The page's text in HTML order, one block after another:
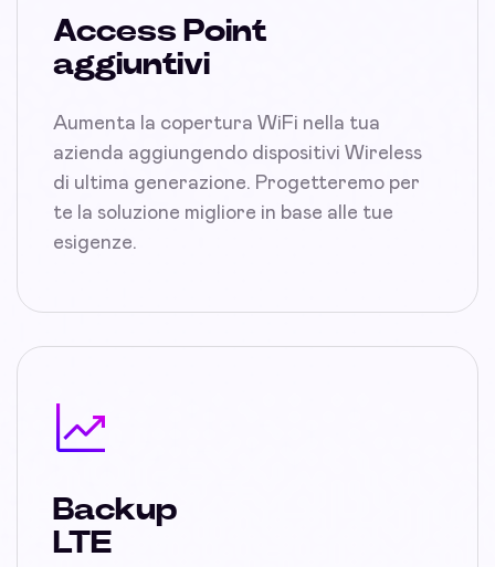
Access Point
aggiuntivi
Aumenta la copertura WiFi nella tua
azienda aggiungendo dispositivi Wireless
di ultima generazione. Progetteremo per
te la soluzione migliore in base alle tue
esigenze.
Backup
LTE